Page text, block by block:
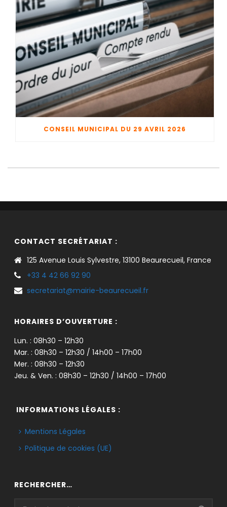
CONSEIL MUNICIPAL DU 29 AVRIL 2026
CONTACT SECRÉTARIAT :
125 Avenue Louis Sylvestre, 13100 Beaurecueil, France
+33 4 42 66 92 90
secretariat@mairie-beaurecueil.fr
HORAIRES D’OUVERTURE :
Lun. : 08h30 – 12h30
Mar. : 08h30 – 12h30 / 14h00 – 17h00
Mer. : 08h30 – 12h30
Jeu. & Ven. : 08h30 – 12h30 / 14h00 – 17h00
INFORMATIONS LÉGALES :
Mentions Légales
Politique de cookies (UE)
RECHERCHER…